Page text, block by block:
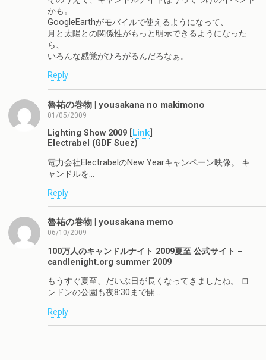
かも。
GoogleEarthがモバイルで使えるようになって、
月と太陽との関係性がもっと明示できるようになった
ら、
いろんな感覚がひろがるんだろなぁ。
Reply
魯祐の巻物 | yousakana no makimono
01/05/2009
Lighting Show 2009 [ Link
Electrabel (GDF Suez)
電力会社ElectrabelのNew Yearキャンペーン映像。 キ
ャンドルを…
Reply
魯祐の巻物 | yousakana memo
06/10/2009
100万人のキャンドルナイト 2009夏至 公式サイト –
candlenight.org summer 2009
もうすぐ夏至、だいぶ日が長くなってきましたね。 ロ
ンドンの公園も夜8:30まで開…
Reply